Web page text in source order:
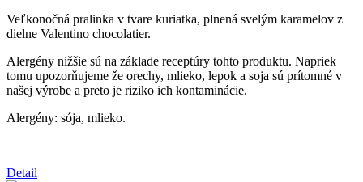
Veľkonočná pralinka v tvare kuriatka, plnená svelým karamelov z
dielne Valentino chocolatier.
Alergény nižšie sú na základe receptúry tohto produktu. Napriek
tomu upozorňujeme že orechy, mlieko, lepok a soja sú prítomné v
našej výrobe a preto je riziko ich kontaminácie.
Alergény: sója, mlieko.
Detail